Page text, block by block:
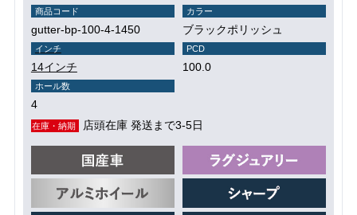
商品コード
gutter-bp-100-4-1450
カラー
ブラックポリッシュ
インチ
14インチ
PCD
100.0
ホール数
4
在庫・納期 店頭在庫 発送まで3-5日